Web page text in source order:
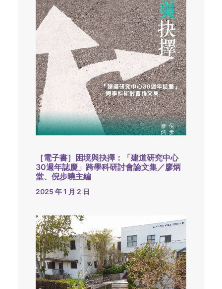
［電子書］困境與抉擇：「建道研究中心
30週年誌慶」跨學科研討會論文集／廖炳
堂、倪步曉主編
2025 年 1 月 2 日